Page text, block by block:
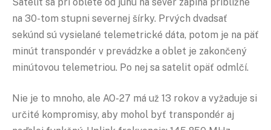
na 30-tom stupni severnej šírky. Prvých dvadsať
sekúnd sú vysielané telemetrické dáta, potom je na päť
minút transpondér v prevádzke a oblet je zakončený
minútovou telemetriou. Po nej sa satelit opäť odmlčí.
Nie je to mnoho, ale AO-27 má už 13 rokov a vyžaduje si
určité kompromisy, aby mohol byť transpondér aj